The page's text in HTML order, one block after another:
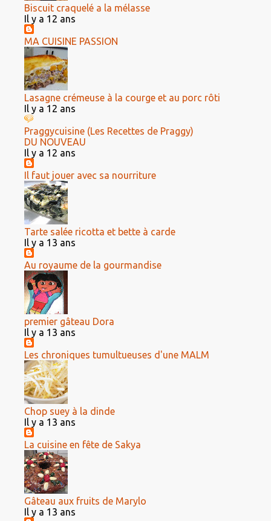
Biscuit craquelé a la mélasse
Il y a 12 ans
MA CUISINE PASSION
Lasagne crémeuse à la courge et au porc rôti
Il y a 12 ans
Praggycuisine (Les Recettes de Praggy)
DU NOUVEAU
Il y a 12 ans
Il faut jouer avec sa nourriture
Tarte salée ricotta et bette à carde
Il y a 13 ans
Au royaume de la gourmandise
premier gâteau Dora
Il y a 13 ans
Les chroniques tumultueuses d'une MALM
Chop suey à la dinde
Il y a 13 ans
La cuisine en fête de Sakya
Gâteau aux fruits de Marylo
Il y a 13 ans